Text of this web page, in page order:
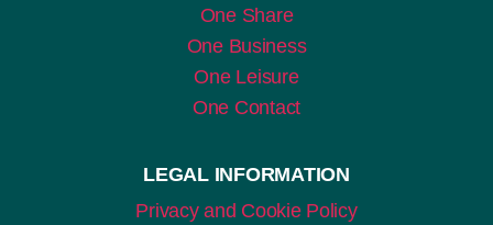
One Share
One Business
One Leisure
One Contact
LEGAL INFORMATION
Privacy and Cookie Policy